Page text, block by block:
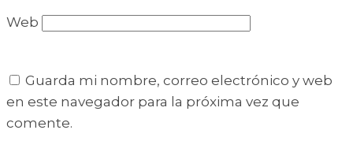
Web
Guarda mi nombre, correo electrónico y web
en este navegador para la próxima vez que
comente.